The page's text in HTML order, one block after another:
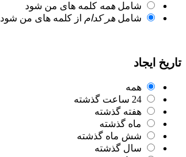
شامل همه کلمه های من شود
شامل هر کدام از کلمه های من شود
تاریخ ایجاد
همه
24 ساعت گذشته
هفته گذشته
ماه گذشته
شش ماه گذشته
سال گذشته